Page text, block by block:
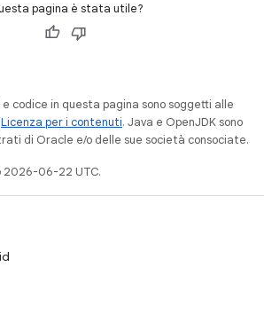
pagina è stata utile?
codice in questa pagina sono soggetti alle
Licenza per i contenuti. Java e OpenJDK sono
di Oracle e/o delle sue società consociate.
2026-06-22 UTC.